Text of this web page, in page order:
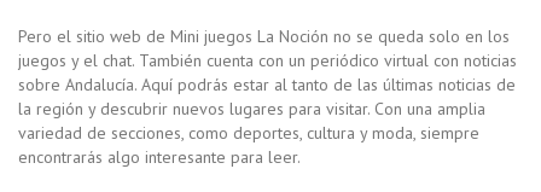
Pero el sitio web de Mini juegos La Noción no se queda solo en los
juegos y el chat. También cuenta con un periódico virtual con noticias
sobre Andalucía. Aquí podrás estar al tanto de las últimas noticias de
la región y descubrir nuevos lugares para visitar. Con una amplia
variedad de secciones, como deportes, cultura y moda, siempre
encontrarás algo interesante para leer.